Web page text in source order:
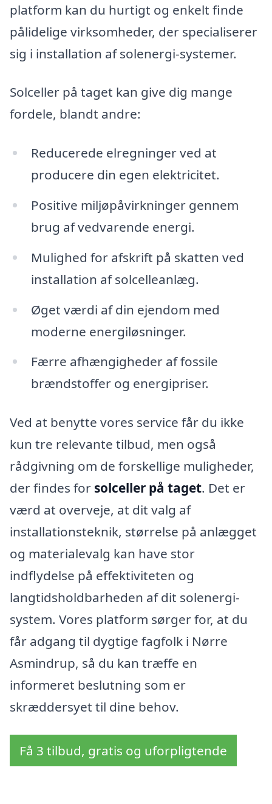
platform kan du hurtigt og enkelt finde
pålidelige virksomheder, der specialiserer
sig i installation af solenergi-systemer.
Solceller på taget kan give dig mange
fordele, blandt andre:
Reducerede elregninger ved at
producere din egen elektricitet.
Positive miljøpåvirkninger gennem
brug af vedvarende energi.
Mulighed for afskrift på skatten ved
installation af solcelleanlæg.
Øget værdi af din ejendom med
moderne energiløsninger.
Færre afhængigheder af fossile
brændstoffer og energipriser.
Ved at benytte vores service får du ikke
kun tre relevante tilbud, men også
rådgivning om de forskellige muligheder,
der findes for solceller på taget. Det er
værd at overveje, at dit valg af
installationsteknik, størrelse på anlægget
og materialevalg kan have stor
indflydelse på effektiviteten og
langtidsholdbarheden af dit solenergi-
system. Vores platform sørger for, at du
får adgang til dygtige fagfolk i Nørre
Asmindrup, så du kan træffe en
informeret beslutning som er
skræddersyet til dine behov.
Få 3 tilbud, gratis og uforpligtende